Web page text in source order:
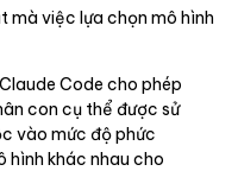
mà việc lựa chọn mô hình
Code cho phép
con cụ thể được sử
vào mức độ phức
hình khác nhau cho